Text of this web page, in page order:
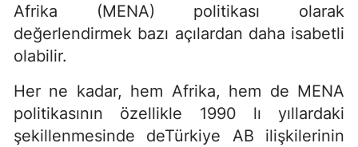
Afrika (MENA) politikası olarak
değerlendirmek bazı açılardan daha isabetli
olabilir.
Her ne kadar, hem Afrika, hem de MENA
politikasının özellikle 1990 lı yıllardaki
şekillenmesinde deTürkiye AB ilişkilerinin